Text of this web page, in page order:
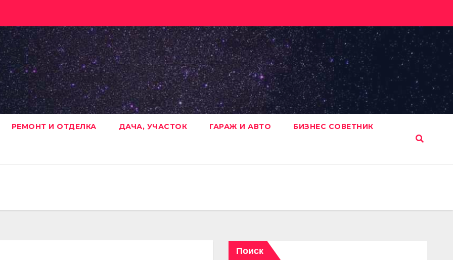
РЕМОНТ И ОТДЕЛКА ДАЧА, УЧАСТОК ГАРАЖ И АВТО БИЗНЕС СОВЕТНИК
Поиск